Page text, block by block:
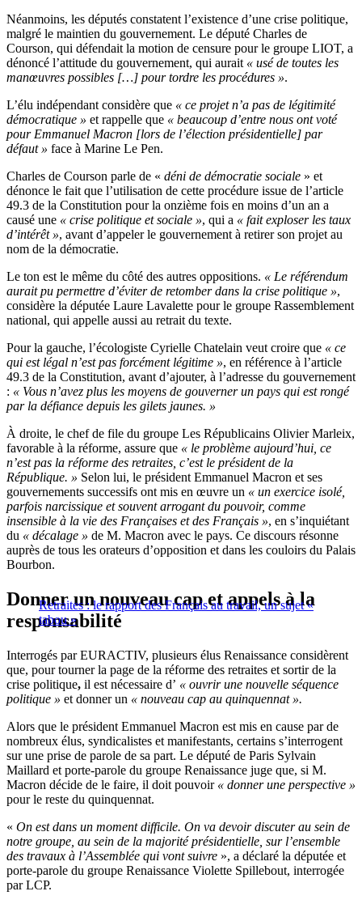
Néanmoins, les députés constatent l’existence d’une crise politique,
malgré le maintien du gouvernement. Le député Charles de
Courson, qui défendait la motion de censure pour le groupe LIOT, a
dénoncé l’attitude du gouvernement, qui aurait « usé de toutes les
manœuvres possibles […] pour tordre les procédures ».
L’élu indépendant considère que « ce projet n’a pas de légitimité
démocratique » et rappelle que « beaucoup d’entre nous ont voté
pour Emmanuel Macron [lors de l’élection présidentielle] par
défaut » face à Marine Le Pen.
Charles de Courson parle de « déni de démocratie sociale » et
dénonce le fait que l’utilisation de cette procédure issue de l’article
49.3 de la Constitution pour la onzième fois en moins d’un an a
causé une « crise politique et sociale », qui a « fait exploser les taux
d’intérêt », avant d’appeler le gouvernement à retirer son projet au
nom de la démocratie.
Le ton est le même du côté des autres oppositions. « Le référendum
aurait pu permettre d’éviter de retomber dans la crise politique »,
considère la députée Laure Lavalette pour le groupe Rassemblement
national, qui appelle aussi au retrait du texte.
Pour la gauche, l’écologiste Cyrielle Chatelain veut croire que « ce
qui est légal n’est pas forcément légitime », en référence à l’article
49.3 de la Constitution, avant d’ajouter, à l’adresse du gouvernement
: « Vous n’avez plus les moyens de gouverner un pays qui est rongé
par la défiance depuis les gilets jaunes. »
À droite, le chef de file du groupe Les Républicains Olivier Marleix,
favorable à la réforme, assure que « le problème aujourd’hui, ce
n’est pas la réforme des retraites, c’est le président de la
République. » Selon lui, le président Emmanuel Macron et ses
gouvernements successifs ont mis en œuvre un « un exercice isolé,
parfois narcissique et souvent arrogant du pouvoir, comme
insensible à la vie des Françaises et des Français », en s’inquiétant
du « décalage » de M. Macron avec le pays. Ce discours résonne
auprès de tous les orateurs d’opposition et dans les couloirs du Palais
Bourbon.
Retraites : le rapport des Français au travail, un sujet «
tabou »
Donner un nouveau cap et appels à la
responsabilité
Interrogés par EURACTIV, plusieurs élus Renaissance considèrent
que, pour tourner la page de la réforme des retraites et sortir de la
crise politique, il est nécessaire d’ « ouvrir une nouvelle séquence
politique » et donner un « nouveau cap au quinquennat ».
Alors que le président Emmanuel Macron est mis en cause par de
nombreux élus, syndicalistes et manifestants, certains s’interrogent
sur une prise de parole de sa part. Le député de Paris Sylvain
Maillard et porte-parole du groupe Renaissance juge que, si M.
Macron décide de le faire, il doit pouvoir « donner une perspective »
pour le reste du quinquennat.
« On est dans un moment difficile. On va devoir discuter au sein de
notre groupe, au sein de la majorité présidentielle, sur l’ensemble
des travaux à l’Assemblée qui vont suivre », a déclaré la députée et
porte-parole du groupe Renaissance Violette Spillebout, interrogée
par LCP.